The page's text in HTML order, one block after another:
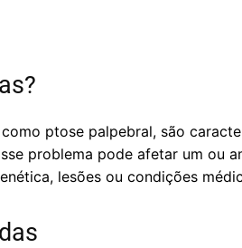
ptose palpebral, são
problema pode afetar um ou
lesões ou condições